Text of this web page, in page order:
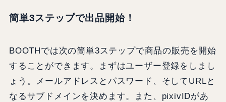
簡単3ステップで出品開始！
BOOTHでは次の簡単3ステップで商品の販売を開始
することができます。まずはユーザー登録をしまし
ょう。メールアドレスとパスワード、そしてURLと
なるサブドメインを決めます。また、pixivIDがあ